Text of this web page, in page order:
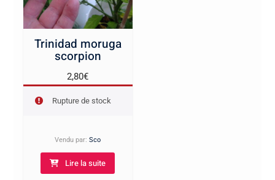
Trinidad moruga
scorpion
2,80€
Rupture de stock
Vendu par:Sco
Lire la suite